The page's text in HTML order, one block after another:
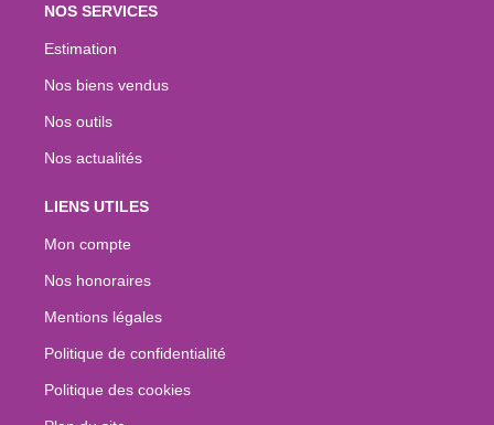
NOS SERVICES
Estimation
Nos biens vendus
Nos outils
Nos actualités
LIENS UTILES
Mon compte
Nos honoraires
Mentions légales
Politique de confidentialité
Politique des cookies